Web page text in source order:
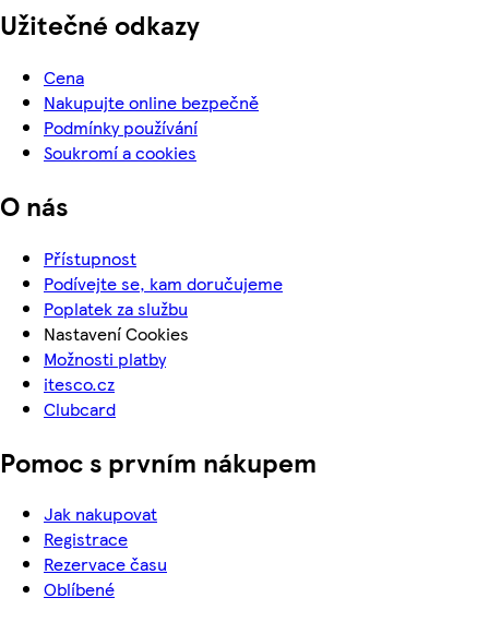
Užitečné odkazy
Cena
Nakupujte online bezpečně
Podmínky používání
Soukromí a cookies
O nás
Přístupnost
Podívejte se, kam doručujeme
Poplatek za službu
Nastavení Cookies
Možnosti platby
itesco.cz
Clubcard
Pomoc s prvním nákupem
Jak nakupovat
Registrace
Rezervace času
Oblíbené